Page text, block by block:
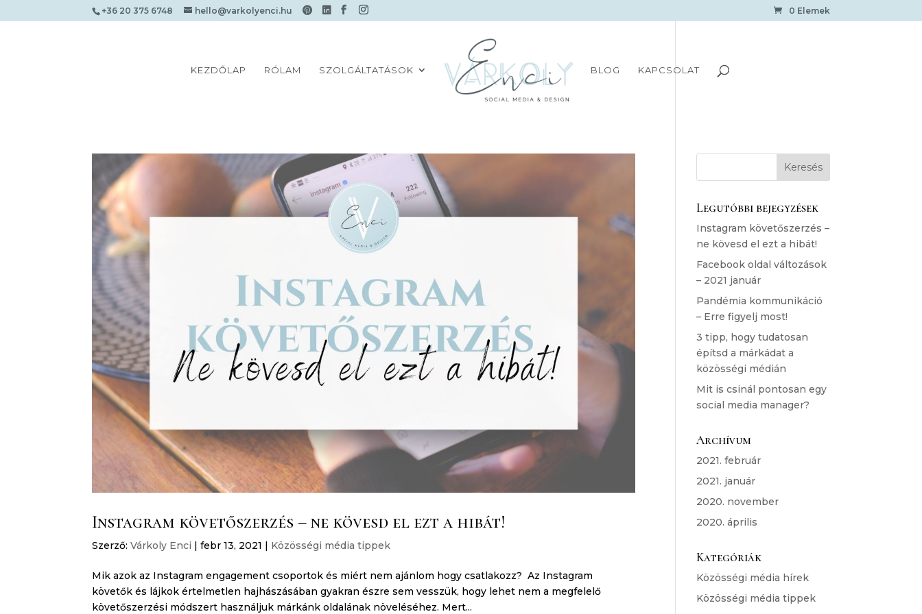
+36 20 375 6748 hello@varkolyenci.hu 0 Elemek
KEZDŐLAP RÓLAM SZOLGÁLTATÁSOK BLOG KAPCSOLAT
Instagram követőszerzés – ne kövesd el ezt a hibát!
Szerző:Várkoly Enci |febr 13, 2021 | Közösségi média tippek
Mik azok az Instagram engagement csoportok és miért nem ajánlom hogy csatlakozz? Az Instagram
követők és lájkok értelmetlen hajhászásában gyakran észre sem vesszük, hogy lehet nem a megfelelő
követőszerzési módszert használjuk márkánk oldalának növeléséhez. Mert...
Legutóbbi bejegyzések
Instagram követőszerzés –
ne kövesd el ezt a hibát!
Facebook oldal változások
– 2021 január
Pandémia kommunikáció
– Erre figyelj most!
3 tipp, hogy tudatosan
építsd a márkádat a
közösségi médián
Mit is csinál pontosan egy
social media manager?
Archívum
2021. február
2021. január
2020. november
2020. április
Kategóriák
Közösségi média hírek
Közösségi média tippek